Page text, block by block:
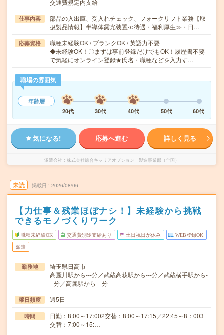
交通費規定内支給
仕事内容
部品の入出庫、受入れチェック、フォークリフト業務【取
扱製品情報】半導体露光装置≪待遇・福利厚生≫・日…
応募資格
職種未経験OK / ブランクOK / 英語力不要
◆未経験OK！〇まずは事前登録だけでもOK！履歴書不要
で気軽にオンライン登録★氏名・職種などを入力す…
職場の雰囲気
年齢層
20代
30代 40代 50代 60代
気になる! 応募へ進む 詳しく見る
派遣会社 株式会社綜合キャリアオプション 製造事業部（全国）
未読 掲載日 2026/08/06
【力仕事＆残業ほぼナシ！】未経験から挑戦
できるモノづくりワーク
職種未経験OK 交通費別途支給あり 土日祝日が休み WEB登録OK
派遣
勤務地
埼玉県日高市
高麗川駅から---分／武蔵高萩駅から---分／武蔵横手駅から-
--分／高麗駅から---分
曜日頻度 週5日
時間
日勤：8:00～17:002交替：8:00～17:15／22:45～8：003
交替：7:00～15:…